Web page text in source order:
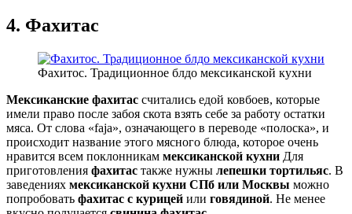
4. Фахитас
Фахитос. Традиционное блдо мексиканской кухни
Мексиканские фахитас считались едой ковбоев, которые
имели право после забоя скота взять себе за работу остатки
мяса. От слова «faja», означающего в переводе «полоска», и
происходит название этого мясного блюда, которое очень
нравится всем поклонникам мексиканской кухни Для
приготовления фахитас также нужны лепешки тортильяс. В
заведениях мексиканской кухни СПб или Москвы можно
попробовать фахитас с курицей или говядиной. Не менее